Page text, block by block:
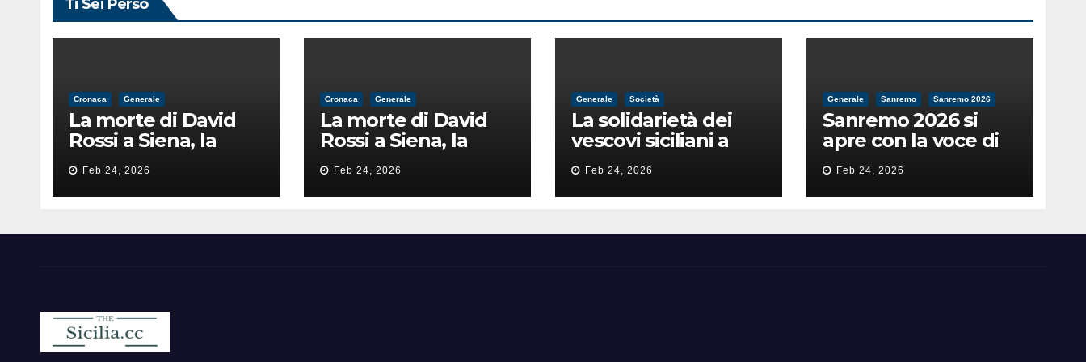
Ti Sei Perso
Cronaca Generale
La morte di David
Rossi a Siena, la
perizia lancia la
pista di
un’intimidazione
Feb 24, 2026
Cronaca Generale
La morte di David
Rossi a Siena, la
perizia lancia la
pista di
un’intimidazione
Feb 24, 2026
Generale Società
La solidarietà dei
vescovi siciliani a
Lorefice: «Ha difeso
il valore e la dignità
dell’umanità»
Feb 24, 2026
Generale Sanremo Sanremo 2026
Sanremo 2026 si
apre con la voce di
Pippo Baudo
Feb 24, 2026